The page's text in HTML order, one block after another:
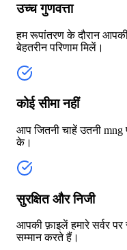
उच्च गुणवत्ता
हम रूपांतरण के दौरान
बेहतरीन परिणाम मिलें।
कोई सीमा नहीं
आप जितनी चाहें उतनी mng
के।
सुरक्षित और निजी
आपकी फ़ाइलें हमारे सर्वर पर
सम्मान करते हैं।